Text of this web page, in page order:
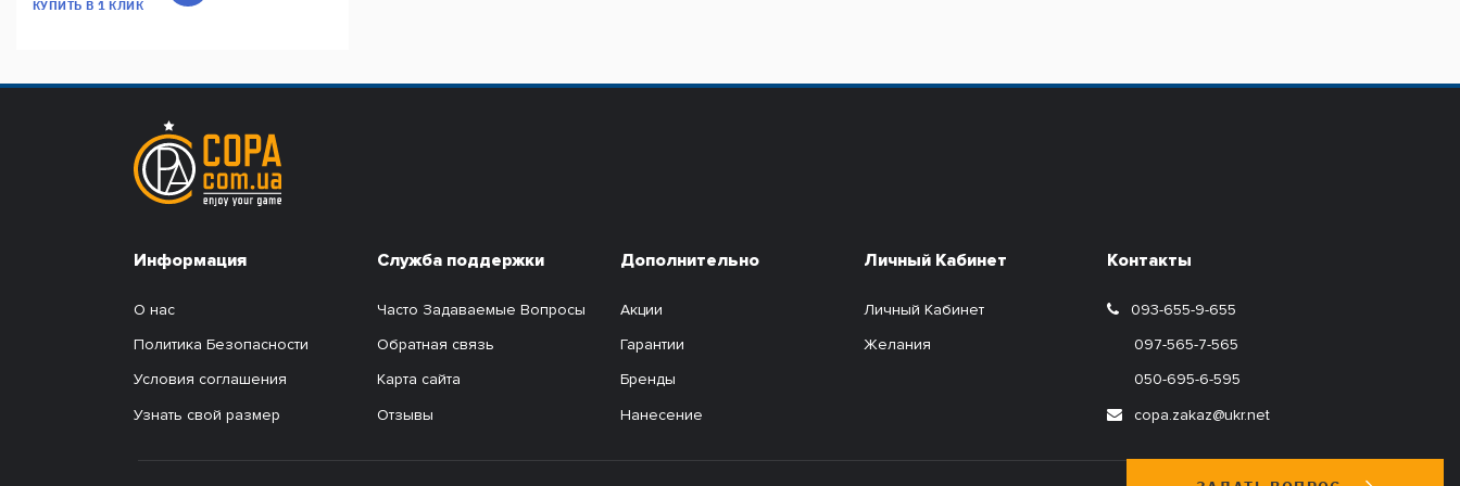
КУПИТЬ В 1 КЛИК
Информация
О нас
Политика Безопасности
Условия соглашения
Узнать свой размер
Служба поддержки
Часто Задаваемые Вопросы
Обратная связь
Карта сайта
Отзывы
Дополнительно
Акции
Гарантии
Бренды
Нанесение
Личный Кабинет
Личный Кабинет
Желания
Контакты
093-655-9-655
097-565-7-565
050-695-6-595
copa.zakaz@ukr.net